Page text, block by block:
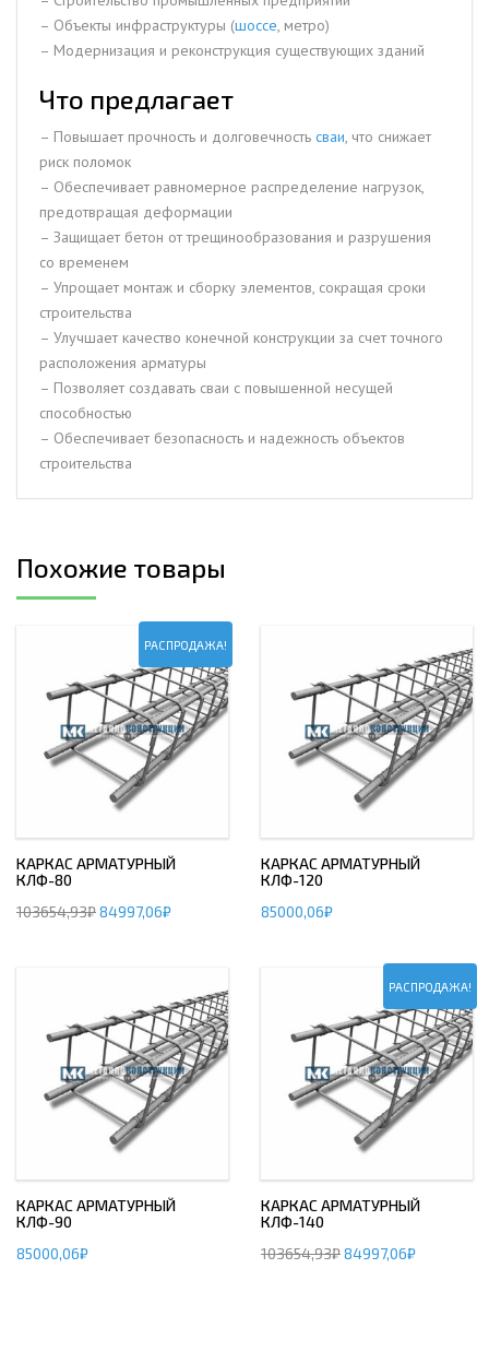
– Объекты инфраструктуры (шоссе , метро)
– Модернизация и реконструкция существующих зданий
Что предлагает
– Повышает прочность и долговечность сваи , что снижает
риск поломок
– Обеспечивает равномерное распределение нагрузок,
предотвращая деформации
– Защищает бетон от трещинообразования и разрушения
со временем
– Упрощает монтаж и сборку элементов, сокращая сроки
строительства
– Улучшает качество конечной конструкции за счет точного
расположения арматуры
– Позволяет создавать сваи с повышенной несущей
способностью
– Обеспечивает безопасность и надежность объектов
строительства
Похожие товары
РАСПРОДАЖА!
КАРКАС АРМАТУРНЫЙ
КЛФ-80
103654,93₽84997,06₽
КАРКАС АРМАТУРНЫЙ
КЛФ-120
85000,06₽
КАРКАС АРМАТУРНЫЙ
КЛФ-90
85000,06₽
РАСПРОДАЖА!
КАРКАС АРМАТУРНЫЙ
КЛФ-140
103654,93₽84997,06₽